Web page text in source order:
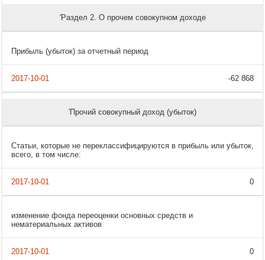
'Раздел 2. О прочем совокупном доходе
Прибыль (убыток) за отчетный период
-62 868
'Прочий совокупный доход (убыток)
Статьи, которые не переклассифицируются в прибыль или убыток,
всего, в том числе:
0
изменение фонда переоценки основных средств и
нематериальных активов
0